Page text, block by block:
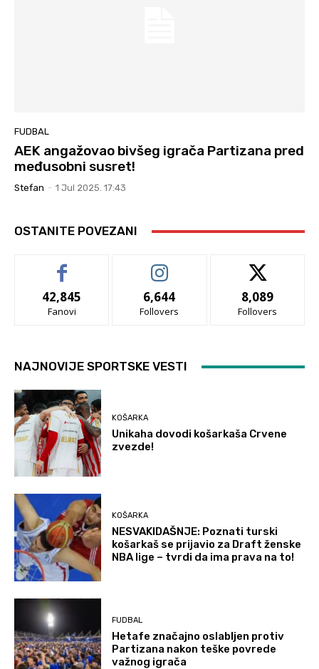
FUDBAL
AEK angažovao bivšeg igrača Partizana pred
međusobni susret!
Stefan - 1 Jul 2025. 17:43
OSTANITE POVEZANI
42,845
Fanovi
6,644
Follovers
8,089
Follovers
NAJNOVIJE SPORTSKE VESTI
KOŠARKA
Unikaha dovodi košarkaša Crvene
zvezde!
KOŠARKA
NESVAKIDAŠNJE: Poznati turski
košarkaš se prijavio za Draft ženske
NBA lige – tvrdi da ima prava na to!
FUDBAL
Hetafe značajno oslabljen protiv
Partizana nakon teške povrede
važnog igrača